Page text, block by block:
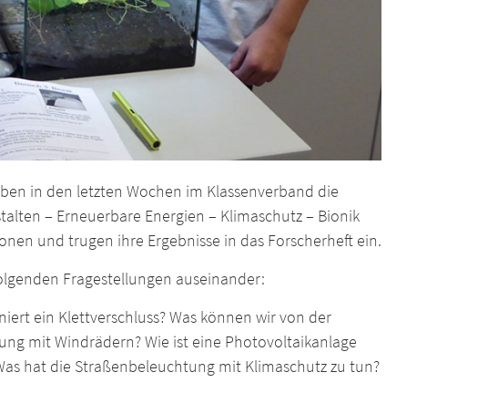
in den letzten Wochen im Klassenverband die
– Erneuerbare Energien – Klimaschutz – Bionik
und trugen ihre Ergebnisse in das Forscherheft ein.
Fragestellungen auseinander:
ein Klettverschluss? Was können wir von der
mit Windrädern? Wie ist eine Photovoltaikanlage
hat die Straßenbeleuchtung mit Klimaschutz zu tun?